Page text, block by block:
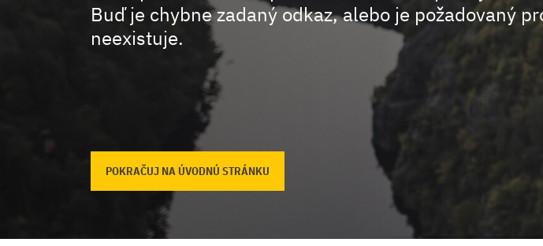
Buď je chybne zadaný odkaz, alebo je požadovaný
neexistuje.
POKRAČUJ NA ÚVODNÚ STRÁNKU